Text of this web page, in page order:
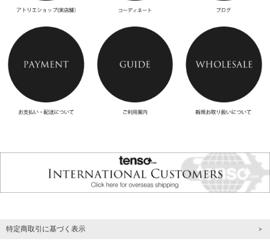
特定商取引に基づく表示